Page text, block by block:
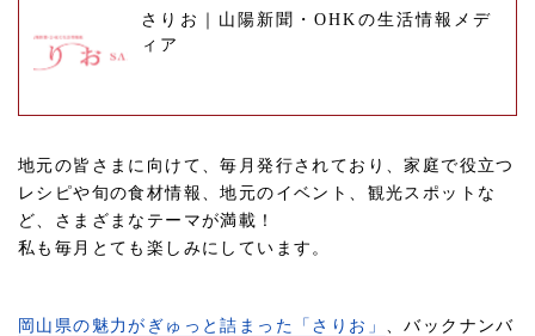
さりお｜山陽新聞・OHKの生活情報メデ
ィア
地元の皆さまに向けて、毎月発行されており、家庭で役立つ
レシピや旬の食材情報、地元のイベント、観光スポットな
ど、さまざまなテーマが満載！
私も毎月とても楽しみにしています。
岡山県の魅力がぎゅっと詰まった「さりお」
、バックナンバ